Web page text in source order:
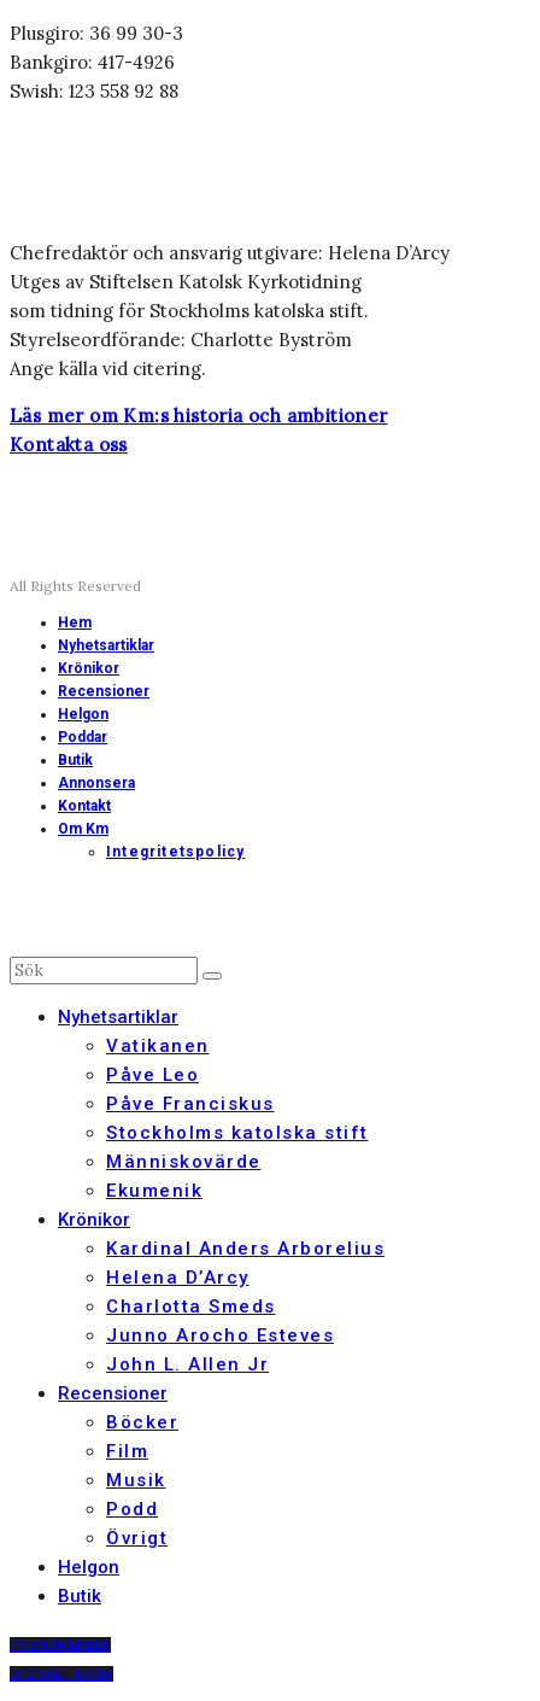
Plusgiro: 36 99 30-3
Bankgiro: 417-4926
Swish: 123 558 92 88
Chefredaktör och ansvarig utgivare: Helena D’Arcy
Utges av Stiftelsen Katolsk Kyrkotidning
som tidning för Stockholms katolska stift.
Styrelseordförande: Charlotte Byström
Ange källa vid citering.
Läs mer om Km:s historia och ambitioner
Kontakta oss
All Rights Reserved
Hem
Nyhetsartiklar
Krönikor
Recensioner
Helgon
Poddar
Butik
Annonsera
Kontakt
Om Km
Integritetspolicy
Nyhetsartiklar
Vatikanen
Påve Leo
Påve Franciskus
Stockholms katolska stift
Människovärde
Ekumenik
Krönikor
Kardinal Anders Arborelius
Helena D’Arcy
Charlotta Smeds
Junno Arocho Esteves
John L. Allen Jr
Recensioner
Böcker
Film
Musik
Podd
Övrigt
Helgon
Butik
PRENUMERERA
DIGITALT ARKIV